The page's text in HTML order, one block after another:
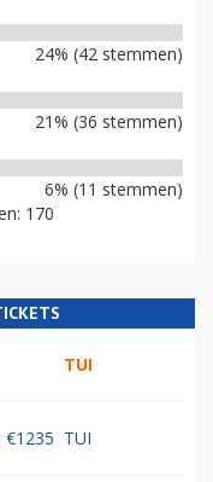
24% (42 stemmen)
21% (36 stemmen)
6% (11 stemmen)
170
TUI
€1235 TUI